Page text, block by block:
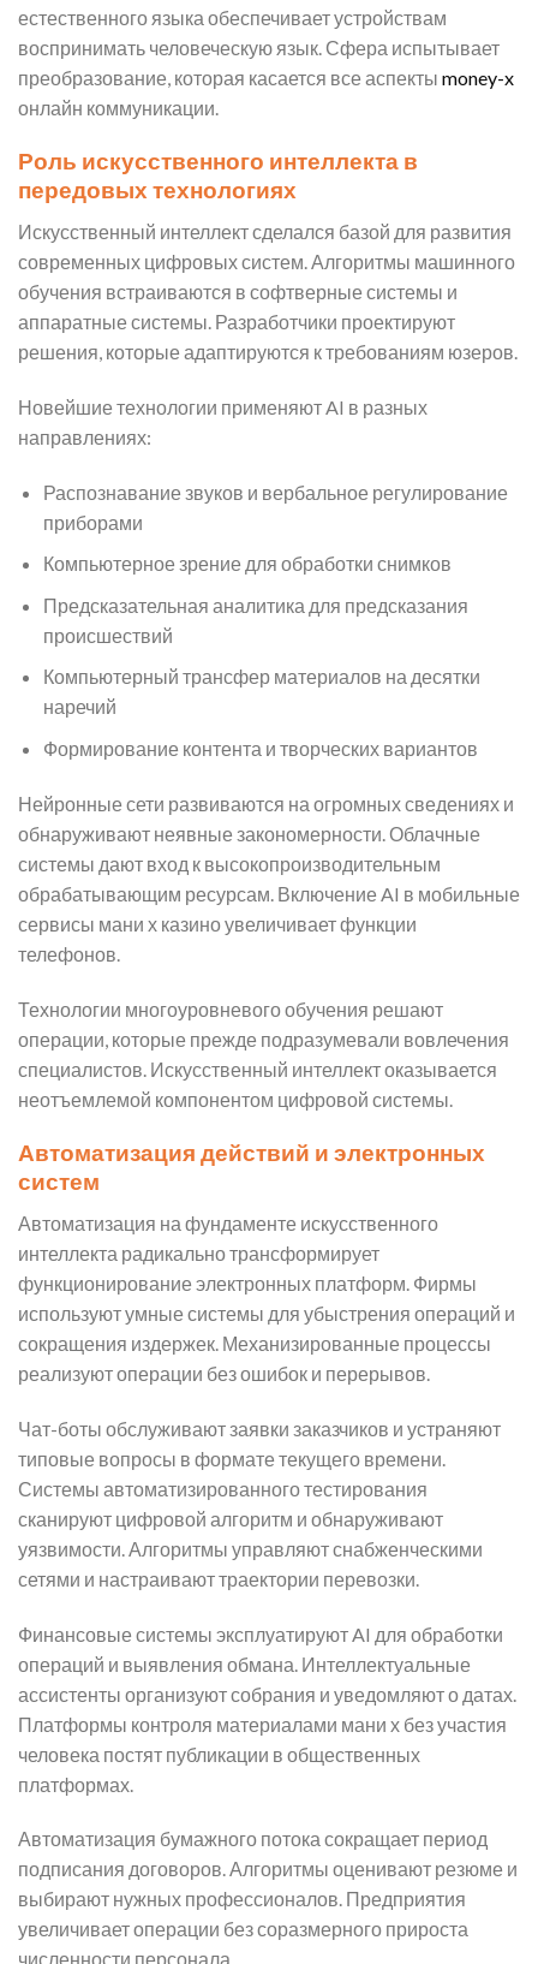
естественного языка обеспечивает устройствам
воспринимать человеческую язык. Сфера испытывает
преобразование, которая касается все аспекты money-x
онлайн коммуникации.
Роль искусственного интеллекта в
передовых технологиях
Искусственный интеллект сделался базой для развития
современных цифровых систем. Алгоритмы машинного
обучения встраиваются в софтверные системы и
аппаратные системы. Разработчики проектируют
решения, которые адаптируются к требованиям юзеров.
Новейшие технологии применяют AI в разных
направлениях:
Распознавание звуков и вербальное регулирование
приборами
Компьютерное зрение для обработки снимков
Предсказательная аналитика для предсказания
происшествий
Компьютерный трансфер материалов на десятки
наречий
Формирование контента и творческих вариантов
Нейронные сети развиваются на огромных сведениях и
обнаруживают неявные закономерности. Облачные
системы дают вход к высокопроизводительным
обрабатывающим ресурсам. Включение AI в мобильные
сервисы мани х казино увеличивает функции
телефонов.
Технологии многоуровневого обучения решают
операции, которые прежде подразумевали вовлечения
специалистов. Искусственный интеллект оказывается
неотъемлемой компонентом цифровой системы.
Автоматизация действий и электронных
систем
Автоматизация на фундаменте искусственного
интеллекта радикально трансформирует
функционирование электронных платформ. Фирмы
используют умные системы для убыстрения операций и
сокращения издержек. Механизированные процессы
реализуют операции без ошибок и перерывов.
Чат-боты обслуживают заявки заказчиков и устраняют
типовые вопросы в формате текущего времени.
Системы автоматизированного тестирования
сканируют цифровой алгоритм и обнаруживают
уязвимости. Алгоритмы управляют снабженческими
сетями и настраивают траектории перевозки.
Финансовые системы эксплуатируют AI для обработки
операций и выявления обмана. Интеллектуальные
ассистенты организуют собрания и уведомляют о датах.
Платформы контроля материалами мани х без участия
человека постят публикации в общественных
платформах.
Автоматизация бумажного потока сокращает период
подписания договоров. Алгоритмы оценивают резюме и
выбирают нужных профессионалов. Предприятия
увеличивает операции без соразмерного прироста
численности персонала.